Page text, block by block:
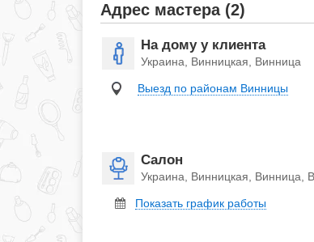
Адрес мастера (2)
На дому у клиента
Украина, Винницкая, Винница
Выезд по районам Винницы
Салон
Украина, Винницкая, Винница,
Показать график работы